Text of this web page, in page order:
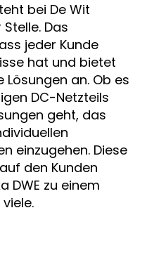
bei De Wit
Das
jeder Kunde
hat und bietet
an. Ob es
DC-Netzteils
geht, das
einzugehen. Diese
den Kunden
DWE zu einem